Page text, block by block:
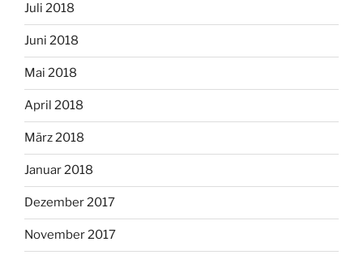
Juli 2018
Juni 2018
Mai 2018
April 2018
März 2018
Januar 2018
Dezember 2017
November 2017